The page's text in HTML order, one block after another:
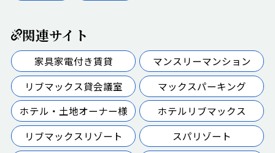
関連サイト
家具家電付き賃貸
マンスリーマンション
リブマックス貸会議室
マックスパーキング
ホテル・土地オーナー様
ホテルリブマックス
リブマックスリゾート
スパリゾート